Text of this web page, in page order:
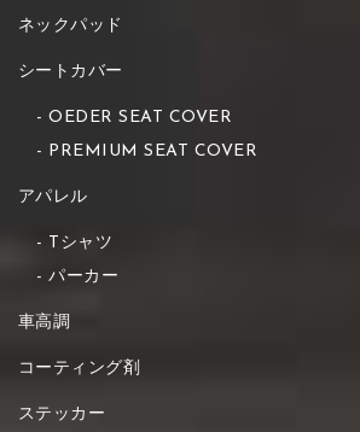
ネックパッド
シートカバー
OEDER SEAT COVER
PREMIUM SEAT COVER
アパレル
Tシャツ
パーカー
車高調
コーティング剤
ステッカー